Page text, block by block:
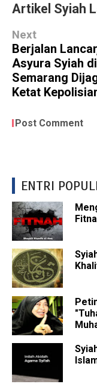
Artikel Syiah
Next
Berjalan
Asyura Syiah di
Semarang
Ketat
Post Comment
ENTRI